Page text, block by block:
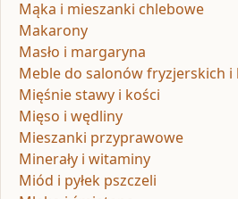
Mąka i mieszanki chlebowe
Makarony
Masło i margaryna
Meble do salonów fryzjerskich i
Mięśnie stawy i kości
Mięso i wędliny
Mieszanki przyprawowe
Minerały i witaminy
Miód i pyłek pszczeli